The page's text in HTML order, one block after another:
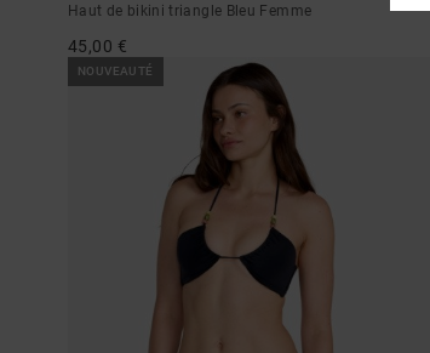
Haut de bikini triangle Bleu Femme
45,00 €
NOUVEAUTÉ